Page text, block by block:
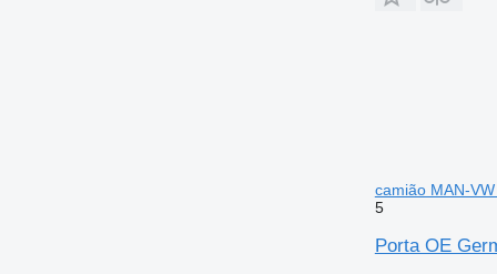
camião MAN-
5
Porta OE